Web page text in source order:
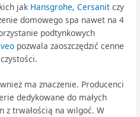
jak Hansgrohe,Cersanit czy
domowego spa nawet na 4
podtynkowych
pozwala zaoszczędzić cenne
ma znaczenie. Producenci
dedykowane do małych
z trwałością na wilgoć. W